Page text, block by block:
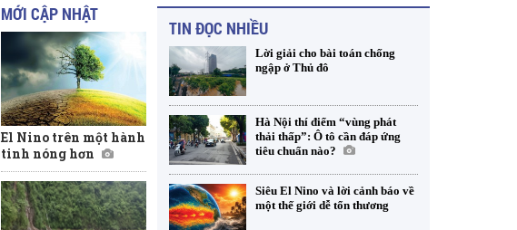
MỚI CẬP NHẬT
El Nino trên một hành
tinh nóng hơn
TIN ĐỌC NHIỀU
Lời giải cho bài toán chống
ngập ở Thủ đô
Hà Nội thí điểm “vùng phát
thải thấp”: Ô tô cần đáp ứng
tiêu chuẩn nào?
Siêu El Nino và lời cảnh báo về
một thế giới dễ tổn thương